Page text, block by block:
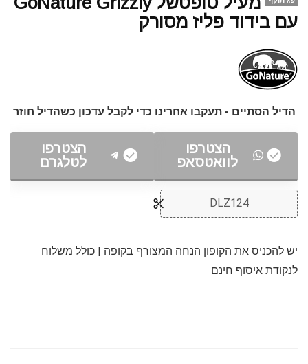
עם בידוד פליז מסורק
הדיל הסתיים - תעקבו אחרינו כדי לקבל עדכון כשהדיל חוזר
הצטרפו
לוואטסאפ
הצטרפו
לטלגרם
DLZ124
יש להכניס את הקופון הנחה המצורף בקופה | כולל משלוח
לנקודת איסוף חינם